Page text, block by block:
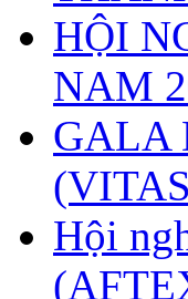
HỘI
NAM
GALA
Hội